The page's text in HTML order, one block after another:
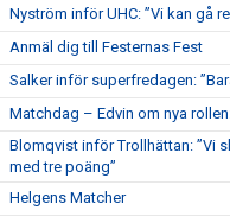
Nyström inför UHC: ”Vi kan gå
Anmäl dig till Festernas Fest
Salker inför superfredagen:
Matchdag – Edvin om nya
Blomqvist inför Trollhättan: ”Vi
med tre poäng”
Helgens Matcher